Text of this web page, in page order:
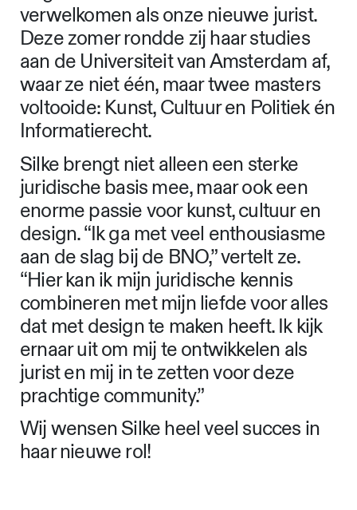
verwelkomen als onze nieuwe jurist.
Deze zomer rondde zij haar studies
aan de Universiteit van Amsterdam af,
waar ze niet één, maar twee masters
voltooide: Kunst, Cultuur en Politiek én
Informatierecht.
Silke brengt niet alleen een sterke
juridische basis mee, maar ook een
enorme passie voor kunst, cultuur en
design. “Ik ga met veel enthousiasme
aan de slag bij de BNO,” vertelt ze.
“Hier kan ik mijn juridische kennis
combineren met mijn liefde voor alles
dat met design te maken heeft. Ik kijk
ernaar uit om mij te ontwikkelen als
jurist en mij in te zetten voor deze
prachtige community.”
Wij wensen Silke heel veel succes in
haar nieuwe rol!